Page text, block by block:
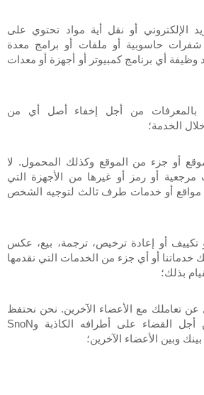
الإلكتروني أو نقل أية مواد تحتوي على
حاسوبية أو ملفات أو برامج معدة
وظيفة أي برنامج كمبيوتر أو أجهزة أو معدات
بالمعرفات من أجل إخفاء أصل أي من
الخدمة؛
أو جزء من الموقع وكذلك المحمول. لا
أو رمز أو غيرها من الأجهزة التي
أو خدمات طرف ثالث لتوجيه الشخص
تكييف أو إعادة ترخيص، ترجمة، بيع، عكس
أو أي جزء من الخدمات التي نقدمها
بذلك؛
تعاملك مع الأعضاء الآخرين. نحن نحتفظ
بالحق، دون التزام، من أجل القضاء على أطرافه الكاذبة وSnoN
وبين الأعضاء الآخرين؛